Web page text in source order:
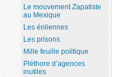
Le mouvement Zapatiste
au Mexique
Les éoliennes
Les prisons
Mille feuille politique
Pléthore d’agences
inutiles